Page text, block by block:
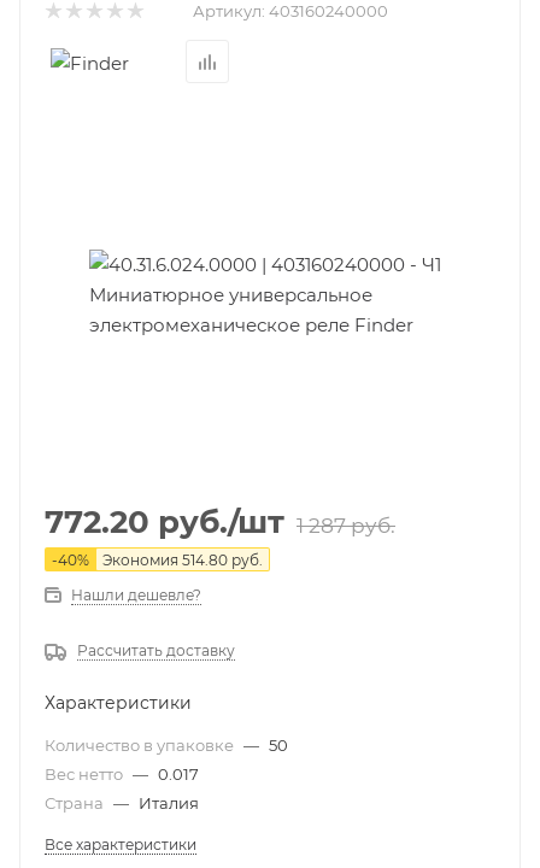
Артикул: 403160240000
772.20 руб./шт 1 287руб.
-40% Экономия 514.80 руб.
Нашли дешевле?
Рассчитать доставку
Характеристики
Количество в упаковке — 50
Вес нетто — 0.017
Страна — Италия
Все характеристики